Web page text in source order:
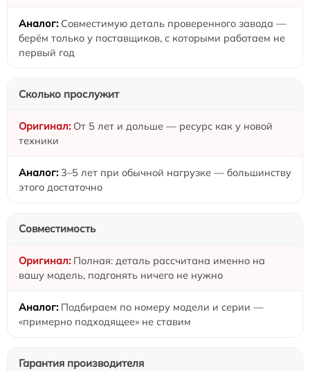
Совместимую деталь проверенного завода —
берём только у поставщиков, с которыми работаем не
первый год
Сколько прослужит
От 5 лет и дольше — ресурс как у новой
техники
3–5 лет при обычной нагрузке — большинству
этого достаточно
Совместимость
Полная: деталь рассчитана именно на
вашу модель, подгонять ничего не нужно
Подбираем по номеру модели и серии —
«примерно подходящее» не ставим
Гарантия производителя